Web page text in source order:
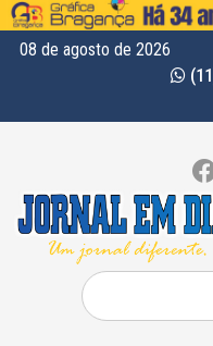
08 de agosto de 2026
Pesquisar
por: